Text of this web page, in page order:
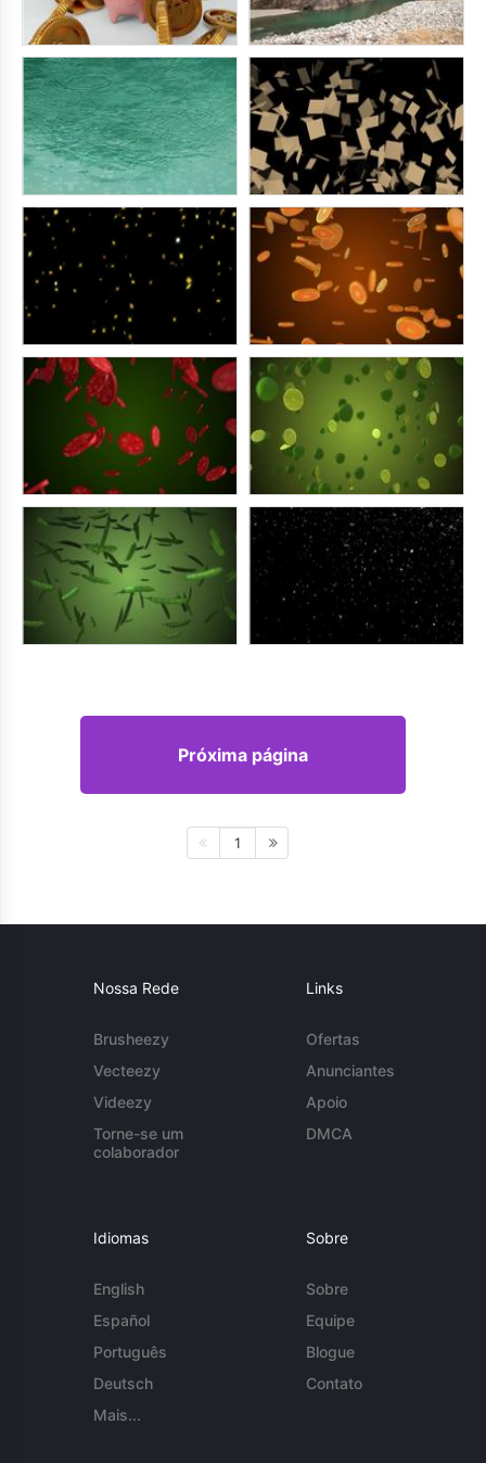
Próxima página
1
Nossa Rede
Brusheezy
Vecteezy
Videezy
Torne-se um
colaborador
Links
Ofertas
Anunciantes
Apoio
DMCA
Idiomas
English
Español
Português
Deutsch
Mais...
Sobre
Sobre
Equipe
Blogue
Contato